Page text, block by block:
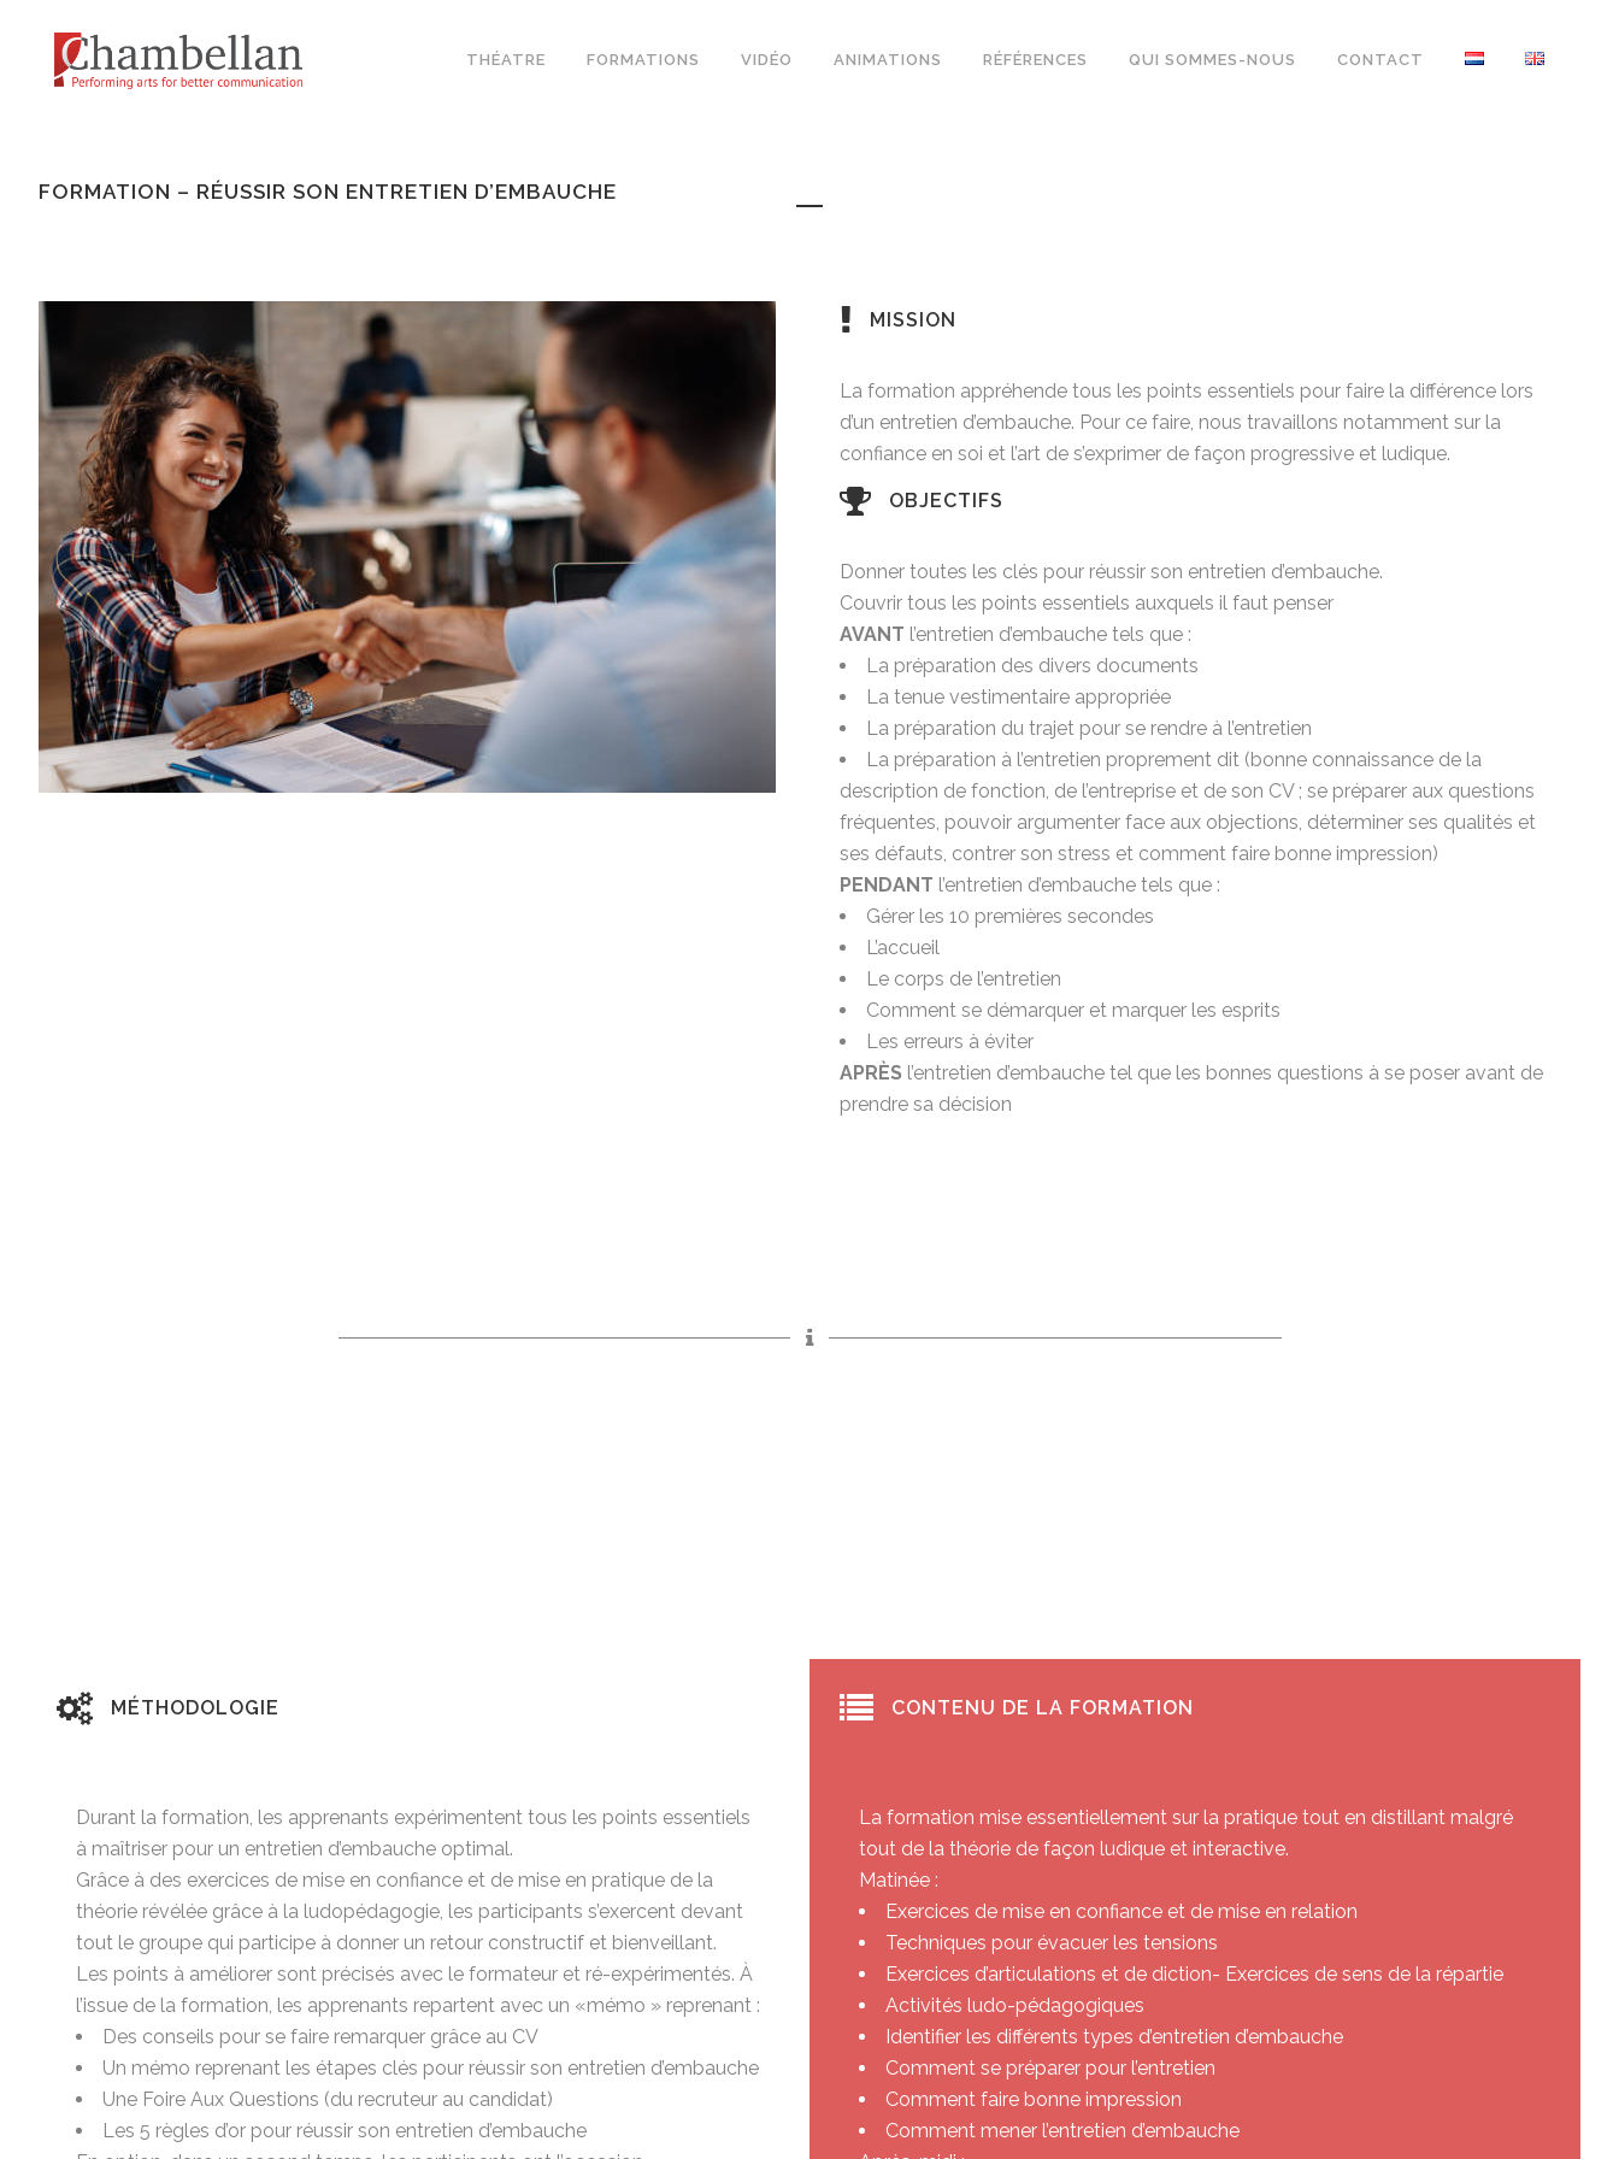
THÉATRE FORMATIONS VIDÉO ANIMATIONS RÉFÉRENCES QUI SOMMES-NOUS CONTACT
FORMATION – RÉUSSIR SON ENTRETIEN D’EMBAUCHE
MISSION
La formation appréhende tous les points essentiels pour faire la différence lors
d’un entretien d’embauche. Pour ce faire, nous travaillons notamment sur la
confiance en soi et l’art de s’exprimer de façon progressive et ludique.
OBJECTIFS
Donner toutes les clés pour réussir son entretien d’embauche.
Couvrir tous les points essentiels auxquels il faut penser
AVANT l’entretien d’embauche tels que :
La préparation des divers documents
La tenue vestimentaire appropriée
La préparation du trajet pour se rendre à l’entretien
La préparation à l’entretien proprement dit (bonne connaissance de la
description de fonction, de l’entreprise et de son CV ; se préparer aux questions
fréquentes, pouvoir argumenter face aux objections, déterminer ses qualités et
ses défauts, contrer son stress et comment faire bonne impression)
PENDANT l’entretien d’embauche tels que :
Gérer les 10 premières secondes
L’accueil
Le corps de l’entretien
Comment se démarquer et marquer les esprits
Les erreurs à éviter
APRÈS l’entretien d’embauche tel que les bonnes questions à se poser avant de
prendre sa décision
MÉTHODOLOGIE
Durant la formation, les apprenants expérimentent tous les points essentiels
à maîtriser pour un entretien d’embauche optimal.
Grâce à des exercices de mise en confiance et de mise en pratique de la
théorie révélée grâce à la ludopédagogie, les participants s’exercent devant
tout le groupe qui participe à donner un retour constructif et bienveillant.
Les points à améliorer sont précisés avec le formateur et ré-expérimentés. À
l’issue de la formation, les apprenants repartent avec un «mémo » reprenant :
Des conseils pour se faire remarquer grâce au CV
Un mémo reprenant les étapes clés pour réussir son entretien d’embauche
Une Foire Aux Questions (du recruteur au candidat)
Les 5 règles d’or pour réussir son entretien d’embauche
CONTENU DE LA FORMATION
La formation mise essentiellement sur la pratique tout en distillant malgré
tout de la théorie de façon ludique et interactive.
Matinée :
Exercices de mise en confiance et de mise en relation
Techniques pour évacuer les tensions
Exercices d’articulations et de diction- Exercices de sens de la répartie
Activités ludo-pédagogiques
Identifier les différents types d’entretien d’embauche
Comment se préparer pour l’entretien
Comment faire bonne impression
Comment mener l’entretien d’embauche